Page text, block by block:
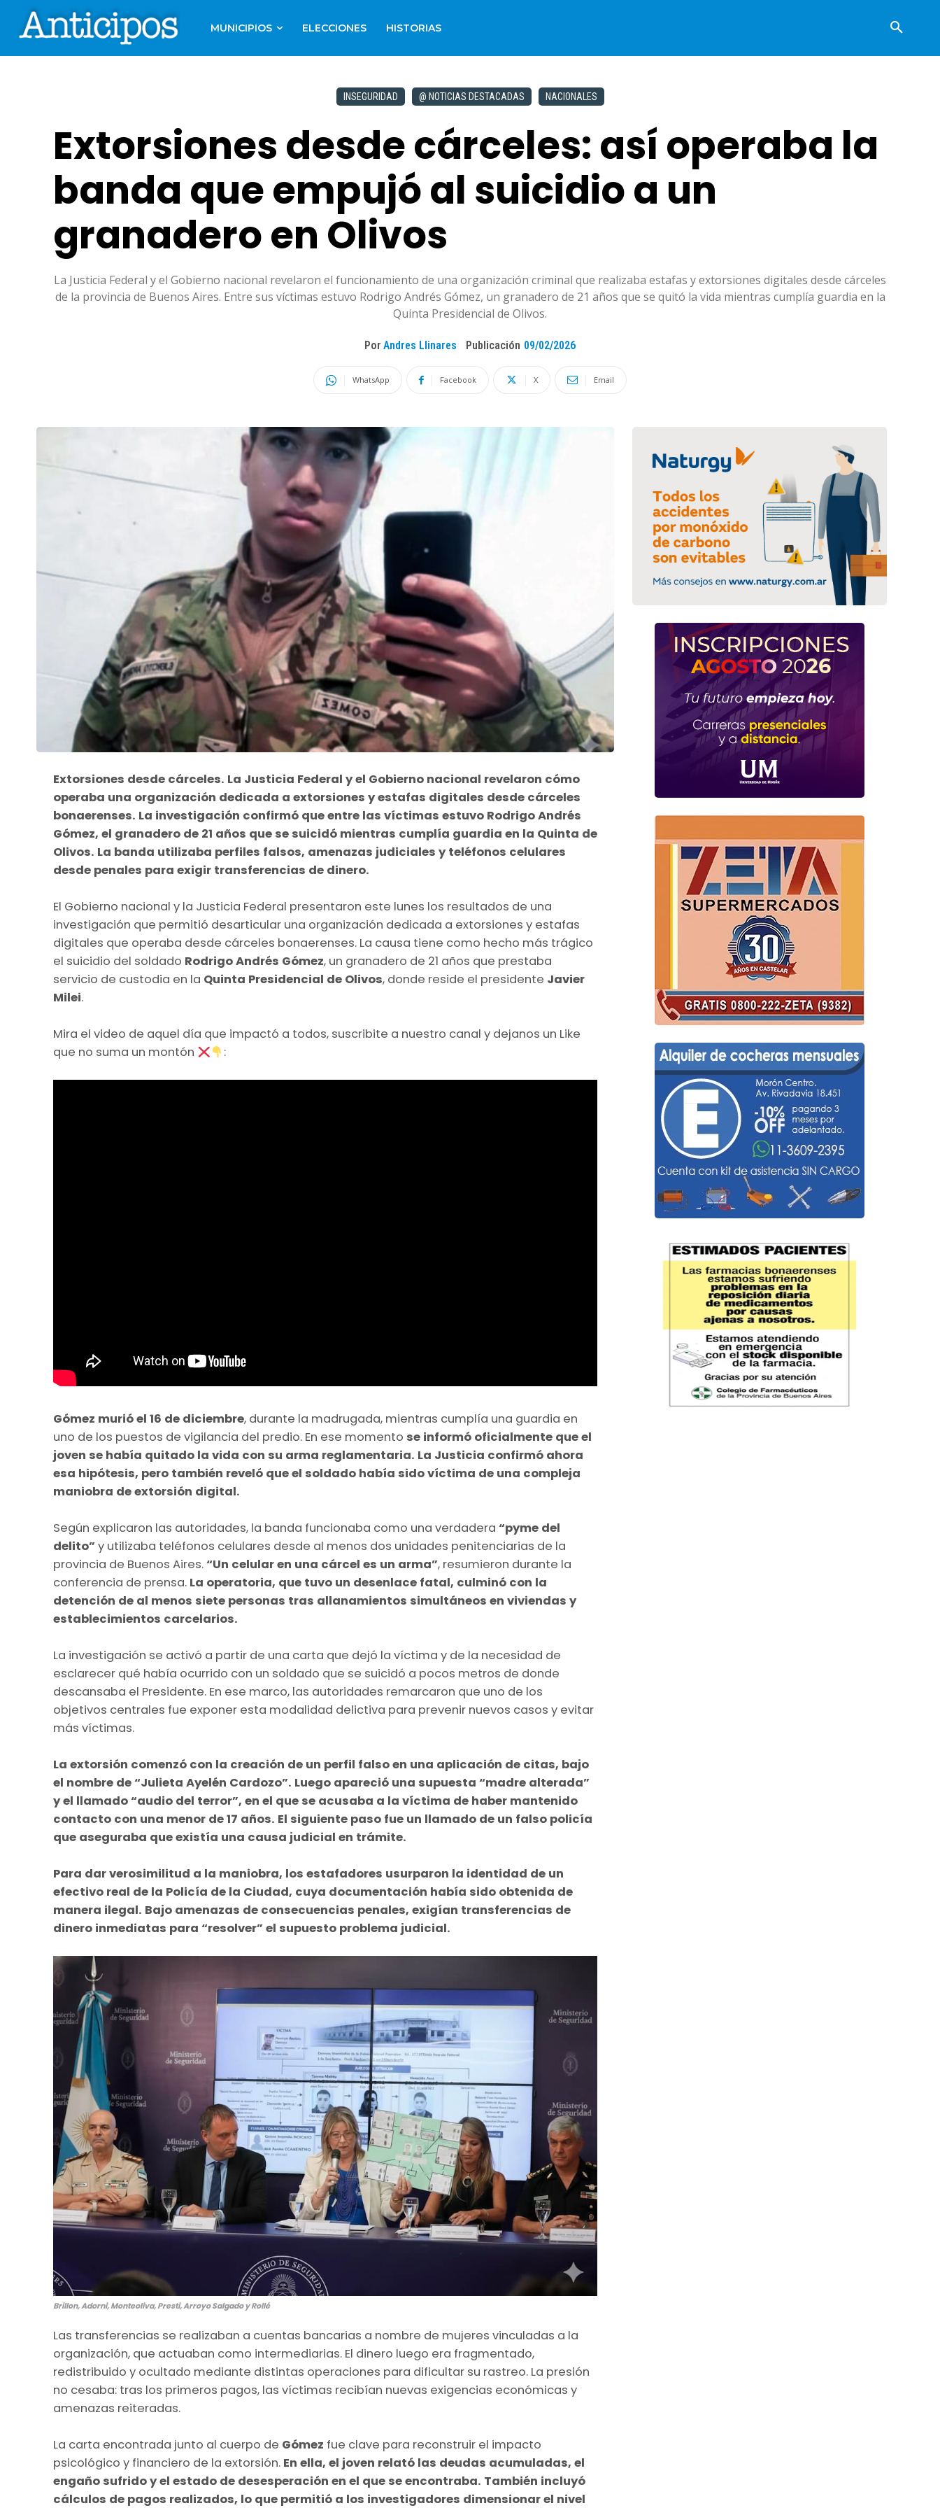
MUNICIPIOS ELECCIONES HISTORIAS
INSEGURIDAD @ NOTICIAS DESTACADAS NACIONALES
Extorsiones desde cárceles: así operaba la
banda que empujó al suicidio a un
granadero en Olivos
La Justicia Federal y el Gobierno nacional revelaron el funcionamiento de una organización criminal que realizaba estafas y extorsiones digitales desde cárceles
de la provincia de Buenos Aires. Entre sus víctimas estuvo Rodrigo Andrés Gómez, un granadero de 21 años que se quitó la vida mientras cumplía guardia en la
Quinta Presidencial de Olivos.
Por Andres Llinares Publicación 09/02/2026
WhatsApp Facebook X Email
Extorsiones desde cárceles. La Justicia Federal y el Gobierno nacional revelaron cómo
operaba una organización dedicada a extorsiones y estafas digitales desde cárceles
bonaerenses. La investigación confirmó que entre las víctimas estuvo Rodrigo Andrés
Gómez, el granadero de 21 años que se suicidó mientras cumplía guardia en la Quinta de
Olivos. La banda utilizaba perfiles falsos, amenazas judiciales y teléfonos celulares
desde penales para exigir transferencias de dinero.
El Gobierno nacional y la Justicia Federal presentaron este lunes los resultados de una
investigación que permitió desarticular una organización dedicada a extorsiones y estafas
digitales que operaba desde cárceles bonaerenses. La causa tiene como hecho más trágico
el suicidio del soldado Rodrigo Andrés Gómez, un granadero de 21 años que prestaba
servicio de custodia en la Quinta Presidencial de Olivos, donde reside el presidente Javier
Milei.
Mira el video de aquel día que impactó a todos, suscribite a nuestro canal y dejanos un Like
que no suma un montón
​:
Gómez murió el 16 de diciembre, durante la madrugada, mientras cumplía una guardia en
uno de los puestos de vigilancia del predio. En ese momento se informó oficialmente que el
joven se había quitado la vida con su arma reglamentaria. La Justicia confirmó ahora
esa hipótesis, pero también reveló que el soldado había sido víctima de una compleja
maniobra de extorsión digital.
Según explicaron las autoridades, la banda funcionaba como una verdadera “pyme del
delito” y utilizaba teléfonos celulares desde al menos dos unidades penitenciarias de la
provincia de Buenos Aires.“Un celular en una cárcel es un arma”, resumieron durante la
conferencia de prensa. La operatoria, que tuvo un desenlace fatal, culminó con la
detención de al menos siete personas tras allanamientos simultáneos en viviendas y
establecimientos carcelarios.
La investigación se activó a partir de una carta que dejó la víctima y de la necesidad de
esclarecer qué había ocurrido con un soldado que se suicidó a pocos metros de donde
descansaba el Presidente. En ese marco, las autoridades remarcaron que uno de los
objetivos centrales fue exponer esta modalidad delictiva para prevenir nuevos casos y evitar
más víctimas.
La extorsión comenzó con la creación de un perfil falso en una aplicación de citas, bajo
el nombre de “Julieta Ayelén Cardozo”. Luego apareció una supuesta “madre alterada”
y el llamado “audio del terror”, en el que se acusaba a la víctima de haber mantenido
contacto con una menor de 17 años. El siguiente paso fue un llamado de un falso policía
que aseguraba que existía una causa judicial en trámite.
Para dar verosimilitud a la maniobra, los estafadores usurparon la identidad de un
efectivo real de la Policía de la Ciudad, cuya documentación había sido obtenida de
manera ilegal. Bajo amenazas de consecuencias penales, exigían transferencias de
dinero inmediatas para “resolver” el supuesto problema judicial.
Brillon, Adorni, Monteoliva, Presti, Arroyo Salgado y Rollé
Las transferencias se realizaban a cuentas bancarias a nombre de mujeres vinculadas a la
organización, que actuaban como intermediarias. El dinero luego era fragmentado,
redistribuido y ocultado mediante distintas operaciones para dificultar su rastreo. La presión
no cesaba: tras los primeros pagos, las víctimas recibían nuevas exigencias económicas y
amenazas reiteradas.
La carta encontrada junto al cuerpo de Gómez fue clave para reconstruir el impacto
psicológico y financiero de la extorsión. En ella, el joven relató las deudas acumuladas, el
engaño sufrido y el estado de desesperación en el que se encontraba. También incluyó
cálculos de pagos realizados, lo que permitió a los investigadores dimensionar el nivel